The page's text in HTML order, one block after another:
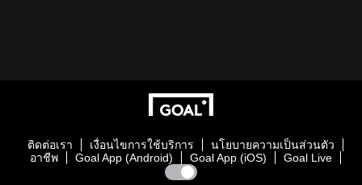
ติดต่อเรา เงื่อนไขการใช้บริการ
นโยบายความเป็นส่วนตัว
อาชีพ
Goal App (Android) Goal App (iOS) Goal Live